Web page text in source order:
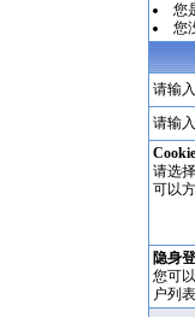
您
您
请输
请输
请选
可以
隐身
您可
户列